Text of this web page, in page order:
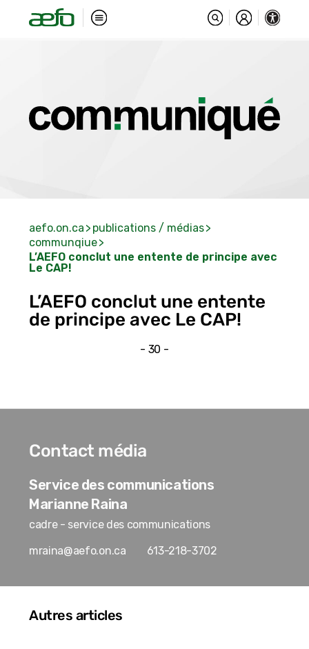
aefo.on.ca
publications / médias
communqiue
L’AEFO conclut une entente de principe avec
Le CAP!
L’AEFO conclut une entente
de principe avec Le CAP!
- 30 -
Contact média
Service des communications
Marianne Raina
cadre - service des communications
mraina@aefo.on.ca
613-218-3702
Autres articles